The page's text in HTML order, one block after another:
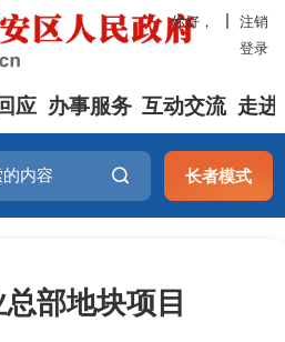
你好，
注销
登录
应 办事服务 互动交流 走进
长者模式
部地块项目